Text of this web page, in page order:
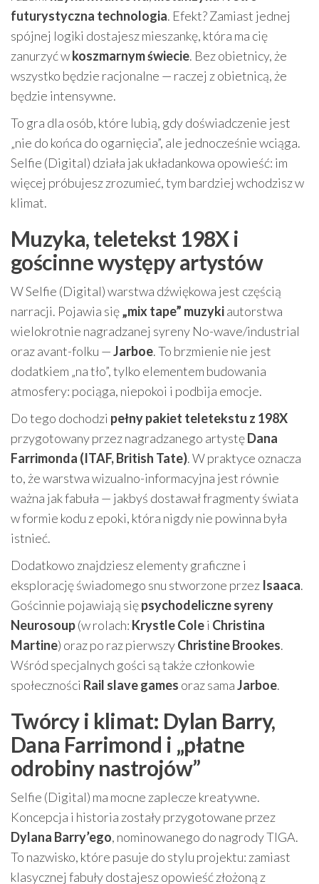
futurystyczna technologia. Efekt? Zamiast jednej
spójnej logiki dostajesz mieszankę, która ma cię
zanurzyć wkoszmarnym świecie. Bez obietnicy, że
wszystko będzie racjonalne — raczej z obietnicą, że
będzie intensywne.
To gra dla osób, które lubią, gdy doświadczenie jest
„nie do końca do ogarnięcia”, ale jednocześnie wciąga.
Selfie (Digital) działa jak układankowa opowieść: im
więcej próbujesz zrozumieć, tym bardziej wchodzisz w
klimat.
Muzyka, teletekst 198X i
gościnne występy artystów
W Selfie (Digital) warstwa dźwiękowa jest częścią
narracji. Pojawia się„mix tape” muzykiautorstwa
wielokrotnie nagradzanej syreny No-wave/industrial
oraz avant-folku —Jarboe. To brzmienie nie jest
dodatkiem „na tło”, tylko elementem budowania
atmosfery: pociąga, niepokoi i podbija emocje.
Do tego dochodzi pełny pakiet teletekstu z 198X
przygotowany przez nagradzanego artystęDana
Farrimonda (ITAF, British Tate). W praktyce oznacza
to, że warstwa wizualno-informacyjna jest równie
ważna jak fabuła — jakbyś dostawał fragmenty świata
w formie kodu z epoki, która nigdy nie powinna była
istnieć.
Dodatkowo znajdziesz elementy graficzne i
eksplorację świadomego snu stworzone przez Isaaca.
Gościnnie pojawiają siępsychodeliczne syreny
Neurosoup(w rolach: Krystle Colei Christina
Martine) oraz po raz pierwszyChristine Brookes.
Wśród specjalnych gości są także członkowie
społeczności Rail slave games oraz samaJarboe.
Twórcy i klimat: Dylan Barry,
Dana Farrimond i „płatne
odrobiny nastrojów”
Selfie (Digital) ma mocne zaplecze kreatywne.
Koncepcja i historia zostały przygotowane przez
Dylana Barry’ego, nominowanego do nagrody TIGA.
To nazwisko, które pasuje do stylu projektu: zamiast
klasycznej fabuły dostajesz opowieść złożoną z